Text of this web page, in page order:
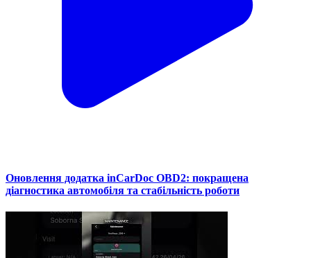
Оновлення додатка inCarDoc OBD2: покращена
діагностика автомобіля та стабільність роботи